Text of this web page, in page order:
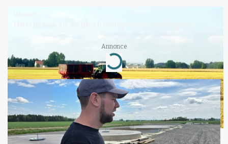
Annonce
Loading...